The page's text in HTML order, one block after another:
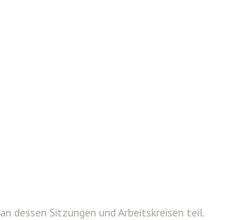
an dessen Sitzungen und Arbeitskreisen teil.